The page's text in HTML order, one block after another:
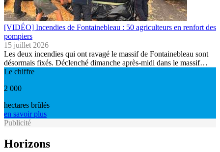
[VIDÉO] Incendies de Fontainebleau : 50 agriculteurs en renfort des
pompiers
15 juillet 2026
Les deux incendies qui ont ravagé le massif de Fontainebleau sont
désormais fixés. Déclenché dimanche après-midi dans le massif…
Le chiffre
2 000
hectares brûlés
en savoir plus
Publicité
Horizons